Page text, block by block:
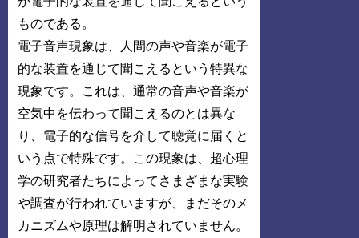
ものである。
電子音声現象は、人間の声や音楽が電子
的な装置を通じて聞こえるという特異な
現象です。これは、通常の音声や音楽が
空気中を伝わって聞こえるのとは異な
り、電子的な信号を介して聴覚に届くと
いう点で特殊です。この現象は、超心理
学の研究者たちによってさまざまな実験
や調査が行われていますが、まだそのメ
カニズムや原理は解明されていません。